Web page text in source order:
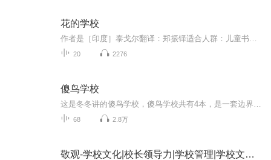
花的学校
20 2276
傻鸟学校
68 2.8万
敬观-学校文化|校长领导力|学校管理|学校文化设计